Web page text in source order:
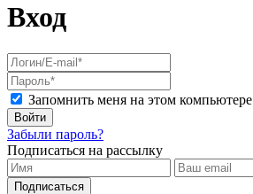
Вход
Запомнить меня на этом компьютере
Войти
Забыли пароль?
Подписаться на рассылку